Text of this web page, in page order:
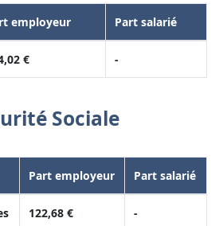
employeur Part salarié
€ -
Sociale
Part employeur Part salarié
122,68 € -